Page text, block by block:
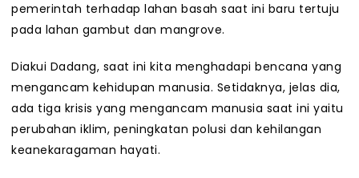
pemerintah terhadap lahan basah saat ini baru tertuju
pada lahan gambut dan mangrove.
Diakui Dadang, saat ini kita menghadapi bencana yang
mengancam kehidupan manusia. Setidaknya, jelas dia,
ada tiga krisis yang mengancam manusia saat ini yaitu
perubahan iklim, peningkatan polusi dan kehilangan
keanekaragaman hayati.